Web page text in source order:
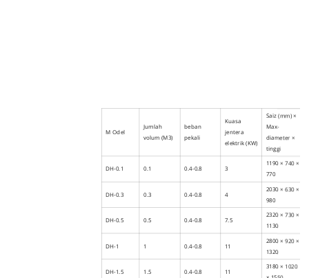
MOdel
Jumlah
volum(M3)
beban
pekali
Kuasa
jentera
elektrik(KW)
Saiz (mm) ×
Max-
diameter ×
tinggi
DH-0.1 0.1 0.4-0.8 3
1190 × 740 ×
770
DH-0.3 0.3 0.4-0.8 4
2030 × 630 ×
980
DH-0.5 0.5 0.4-0.8 7.5
2320 × 730 ×
1130
DH-1 1 0.4-0.8 11
2800 × 920 ×
1320
DH-1.5 1.5 0.4-0.8 11
3180 × 1020